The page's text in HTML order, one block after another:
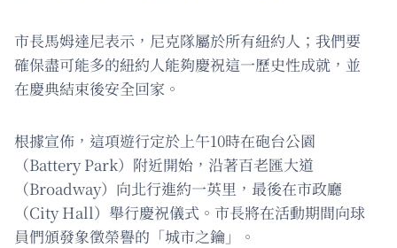
市長馬姆達尼表示，尼克隊屬於所有紐約人；我們要
確保盡可能多的紐約人能夠慶祝這一歷史性成就，並
在慶典結束後安全回家。
根據宣佈，這項遊行定於上午10時在砲台公園
（Battery Park）附近開始，沿著百老匯大道
（Broadway）向北行進約一英里，最後在市政廳
（City Hall）舉行慶祝儀式。市長將在活動期間向球
員們頒發象徵榮譽的「城市之鑰」。